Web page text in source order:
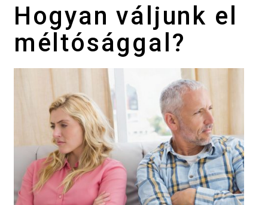
Hogyan váljunk el
méltósággal?